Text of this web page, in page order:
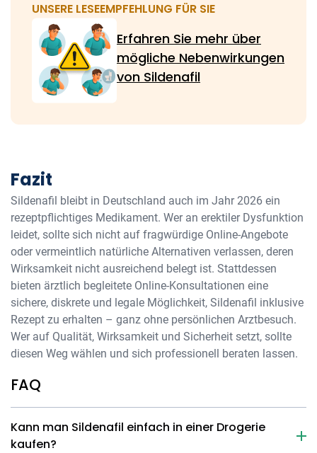
UNSERE LESEEMPFEHLUNG FÜR SIE
Erfahren Sie mehr über
mögliche Nebenwirkungen
von Sildenafil
Fazit
Sildenafil bleibt in Deutschland auch im Jahr 2026 ein
rezeptpflichtiges Medikament. Wer an erektiler Dysfunktion
leidet, sollte sich nicht auf fragwürdige Online-Angebote
oder vermeintlich natürliche Alternativen verlassen, deren
Wirksamkeit nicht ausreichend belegt ist. Stattdessen
bieten ärztlich begleitete Online-Konsultationen eine
sichere, diskrete und legale Möglichkeit, Sildenafil inklusive
Rezept zu erhalten – ganz ohne persönlichen Arztbesuch.
Wer auf Qualität, Wirksamkeit und Sicherheit setzt, sollte
diesen Weg wählen und sich professionell beraten lassen.
FAQ
Kann man Sildenafil einfach in einer Drogerie
kaufen?